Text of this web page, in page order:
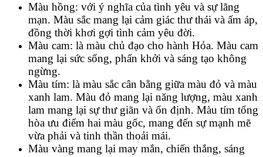
Màu hồng: với ý nghĩa của tình yêu và sự lãng
mạn. Màu sắc mang lại cảm giác thư thái và ấm áp,
đồng thời khơi gợi tình cảm yêu đời.
Màu cam: là màu chủ đạo cho hành Hỏa. Màu cam
mang lại sức sống, phấn khởi và sáng tạo không
ngừng.
Màu tím: là màu sắc cân bằng giữa màu đỏ và màu
xanh lam. Màu đỏ mang lại năng lượng, màu xanh
lam mang lại sự thư giãn và ổn định. Màu tím tổng
hòa ưu điểm hai màu gốc, mang đến sự mạnh mẽ
vừa phải và tinh thần thoải mái.
Màu vàng mang lại may mắn, chiến thắng, sáng